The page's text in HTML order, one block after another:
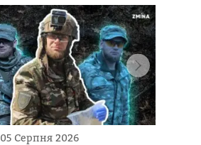
05 Серпня 2026